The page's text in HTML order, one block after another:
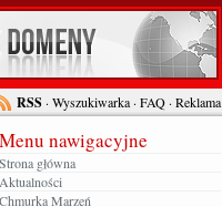
RSS · Wyszukiwarka · FAQ · Reklama
Menu nawigacyjne
Strona główna
Aktualności
Chmurka Marzeń